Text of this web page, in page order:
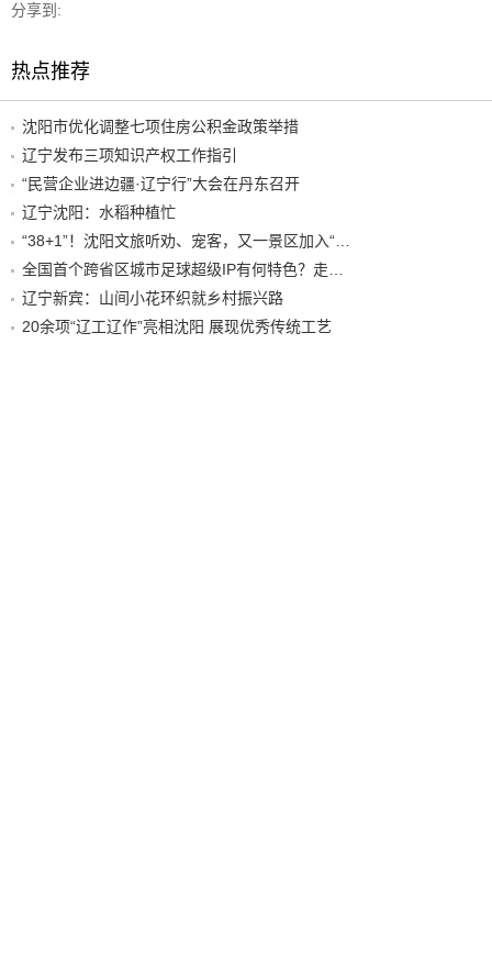
分享到:
热点推荐
沈阳市优化调整七项住房公积金政策举措
辽宁发布三项知识产权工作指引
“民营企业进边疆·辽宁行”大会在丹东召开
辽宁沈阳：水稻种植忙
辽宁新宾：山间小花环织就乡村振兴路
20余项“辽工辽作”亮相沈阳 展现优秀传统工艺